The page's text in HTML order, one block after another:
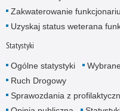
Zakwaterowanie
Uzyskaj status weterana
Statystyki
Ogólne statystyki
Ruch Drogowy
Sprawozdania z